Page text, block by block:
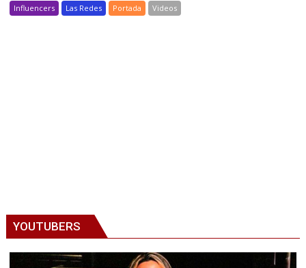
Influencers Las Redes Portada Videos
YOUTUBERS